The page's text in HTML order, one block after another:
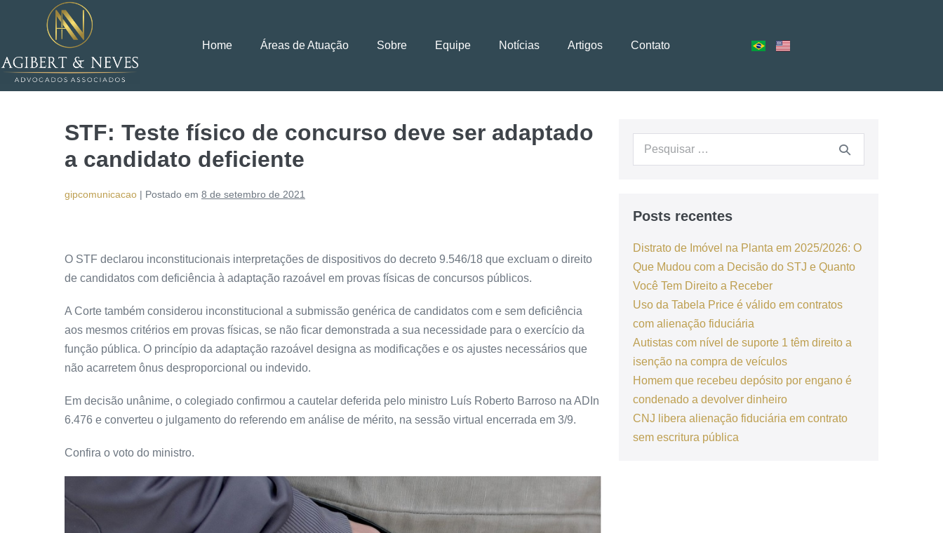
Home Áreas de Atuação Sobre Equipe Notícias Artigos Contato
STF: Teste físico de concurso deve ser adaptado
a candidato deficiente
gipcomunicacao | Postado em 8 de setembro de 2021
O STF declarou inconstitucionais interpretações de dispositivos do decreto 9.546/18 que excluam o direito
de candidatos com deficiência à adaptação razoável em provas físicas de concursos públicos.
A Corte também considerou inconstitucional a submissão genérica de candidatos com e sem deficiência
aos mesmos critérios em provas físicas, se não ficar demonstrada a sua necessidade para o exercício da
função pública. O princípio da adaptação razoável designa as modificações e os ajustes necessários que
não acarretem ônus desproporcional ou indevido.
Em decisão unânime, o colegiado confirmou a cautelar deferida pelo ministro Luís Roberto Barroso na ADIn
6.476 e converteu o julgamento do referendo em análise de mérito, na sessão virtual encerrada em 3/9.
Confira o voto do ministro.
Posts recentes
Distrato de Imóvel na Planta em 2025/2026: O
Que Mudou com a Decisão do STJ e Quanto
Você Tem Direito a Receber
Uso da Tabela Price é válido em contratos
com alienação fiduciária
Autistas com nível de suporte 1 têm direito a
isenção na compra de veículos
Homem que recebeu depósito por engano é
condenado a devolver dinheiro
CNJ libera alienação fiduciária em contrato
sem escritura pública